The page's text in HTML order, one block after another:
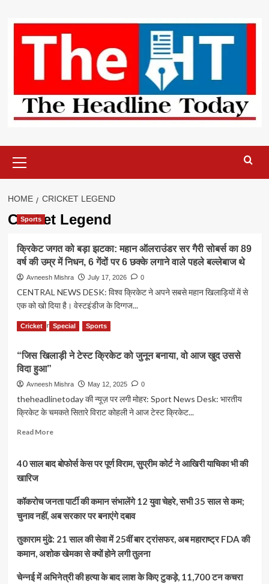
content
Menu
HOME CRICKET LEGEND
Cricket Legend
Sports
क्रिकेट जगत को बड़ा झटका: महान ऑलराउंडर सर गैरी सोबर्स का 89
वर्ष की उम्र में निधन, 6 गेंदों पर 6 छक्के लगाने वाले पहले बल्लेबाज थे
Avneesh Mishra July 17, 2026 0
CENTRAL NEWS DESK: विश्व क्रिकेट ने अपने सबसे महान खिलाड़ियों में से
एक को खो दिया है। वेस्टइंडीज के दिग्गज...
Read MoreRead
more
क्रिकेट
को
झटका:
महान
सर
सोबर्स
की
उम्र
निधन,
6
पर
Cricket Special Sports
“जिस खिलाड़ी ने टेस्ट क्रिकेट को जुनून बनाया, वो आज खुद उससे
विदा हुआ”
Avneesh Mishra May 12, 2025 0
theheadlinetoday की न्यूज़ पर लगी मोहर: Sport News Desk: भारतीय
क्रिकेट के चमकते सितारे विराट कोहली ने आज टेस्ट क्रिकेट...
Read MoreRead
“जिस
टेस्ट
को
बनाया,
वो
खुद
40 साल बाद बोफोर्स केस पर पूर्ण विराम, सुप्रीम कोर्ट ने आखिरी याचिका भी की
खारिज
कॉकरोच जनता पार्टी की कमान संभालेंगे 12 युवा चेहरे, सभी 35 साल से कम;
चुनाव नहीं, अब सरकार पर बनाएंगे दबाव
तुकाराम मुंढे: 21 साल की सेवा में 25वीं बार ट्रांसफर, अब महाराष्ट्र FDA की
कमान, अशोक खेमका से क्यों होने लगी तुलना
चेन्नई में अभिनेत्री की हत्या के बाद लाश के किए टुकड़े, 11,700 टन कचरा